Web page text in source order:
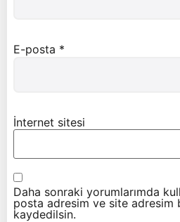
E-posta *
İnternet sitesi
Daha sonraki yorumlarımda
posta adresim ve site adresim
kaydedilsin.